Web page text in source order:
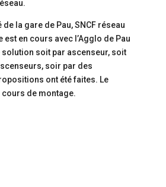
la gare de Pau, SNCF réseau
est en cours avec l’Agglo de Pau
soit par ascenseur, soit
soir par des
ont été faites. Le
de montage.